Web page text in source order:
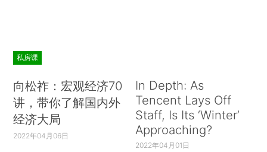
私房课
向松祚：宏观经济70
讲，带你了解国内外
经济大局
2022年04月06日
In Depth: As
Tencent Lays Off
Staff, Is Its ‘Winter’
Approaching?
2022年04月01日